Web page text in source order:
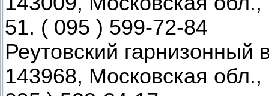
51. ( 095 ) 599-72-84
Реутовский гарнизонный
143968, Московская